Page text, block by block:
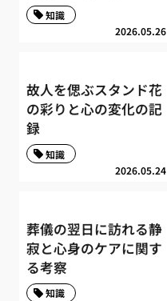
2026.05.26
知識
故人を偲ぶスタンド花
の彩りと心の変化の記
録
2026.05.24
知識
葬儀の翌日に訪れる静
寂と心身のケアに関す
る考察
知識